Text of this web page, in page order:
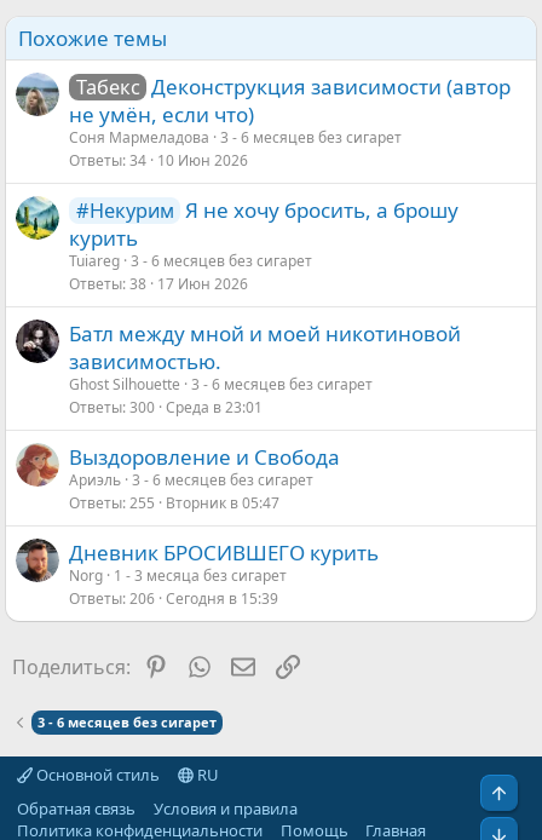
Похожие темы
Табекс Деконструкция зависимости (автор
не умён, если что)
Соня Мармеладова 3 - 6 месяцев без сигарет
Ответы 34 10 Июн 2026
#Некурим Я не хочу бросить, а брошу
курить
Tuiareg 3 - 6 месяцев без сигарет
Ответы 38 17 Июн 2026
Батл между мной и моей никотиновой
зависимостью.
Ghost Silhouette 3 - 6 месяцев без сигарет
Ответы 300 Среда в 23:01
Выздоровление и Свобода
Ариэль 3 - 6 месяцев без сигарет
Ответы 255 Вторник в 05:47
Дневник БРОСИВШЕГО курить
Norg 1 - 3 месяца без сигарет
Ответы 206 Сегодня в 15:39
Поделиться: Pinterest
WhatsAppЭлектронная почта
Ссылка
3 - 6 месяцев без сигарет
Основной стиль
RU
Обратная связь
Условия и правила
Политика конфиденциальности
Помощь Главная